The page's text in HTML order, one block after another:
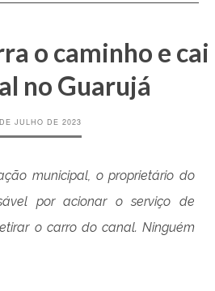
o caminho e cai
no Guarujá
JULHO DE 2023
municipal, o proprietário do
por acionar o serviço de
o carro do canal. Ninguém